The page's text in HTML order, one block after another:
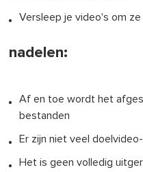
Versleep je video's om
nadelen:
Af en toe wordt het
bestanden
Er zijn niet veel
Het is geen volledig